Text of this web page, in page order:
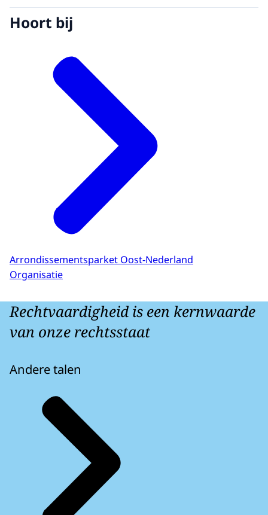
Hoort bij
Arrondissementsparket Oost-Nederland
Organisatie
Rechtvaardigheid is een kernwaarde
van onze rechtsstaat
Andere talen